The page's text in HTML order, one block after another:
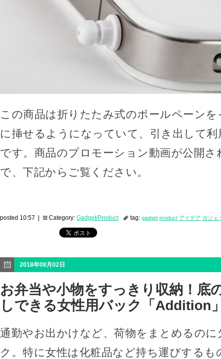
この商品は折りたたみ式のボールペーン
に挿せるようになっていて、引き出して
です。商品のプロモーション動画が公開
で、下記からご覧ください。
posted 10:57 | Category: Gadget/Product tag: gadget product アイデア ガジェ
2018年08月02日
お弁当や小物をすっきり収納！底
しできる女性用バック「Addition
通勤やお出かけなど、荷物をまとめるの
ク。特に女性は化粧品など持ち運びするも